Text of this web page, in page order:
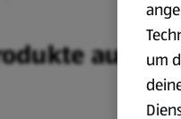
aus
um